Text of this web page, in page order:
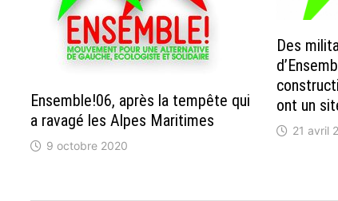
Ensemble!06, après la tempête qui
a ravagé les Alpes Maritimes
9 octobre 2020
Des
ont un
21 avril